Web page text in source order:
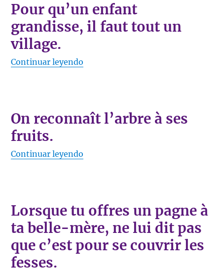
Pour qu’un enfant
grandisse, il faut tout un
village.
Continuar leyendo
On reconnaît l’arbre à ses
fruits.
Continuar leyendo
Lorsque tu offres un pagne à
ta belle-mère, ne lui dit pas
que c’est pour se couvrir les
fesses.